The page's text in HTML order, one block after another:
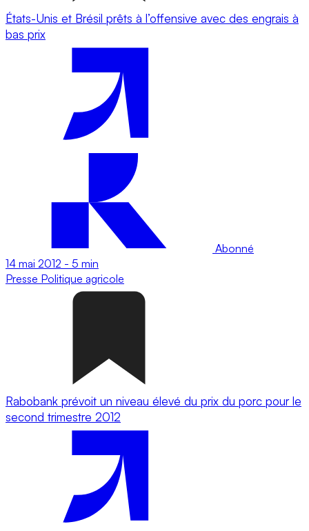
États-Unis et Brésil prêts à l’offensive avec des engrais à
bas prix
Abonné
14 mai 2012 - 5 min
Presse Politique agricole
Rabobank prévoit un niveau élevé du prix du porc pour le
second trimestre 2012